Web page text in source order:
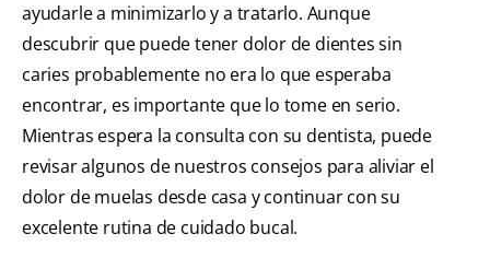
ayudarle a minimizarlo y a tratarlo. Aunque
descubrir que puede tener dolor de dientes sin
caries probablemente no era lo que esperaba
encontrar, es importante que lo tome en serio.
Mientras espera la consulta con su dentista, puede
revisar algunos de nuestros consejos para aliviar el
dolor de muelas desde casa y continuar con su
excelente rutina de cuidado bucal.